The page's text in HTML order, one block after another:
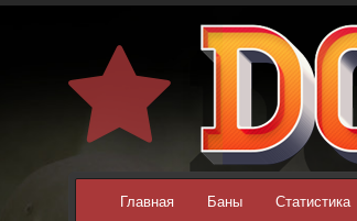
Главная Баны Статистика